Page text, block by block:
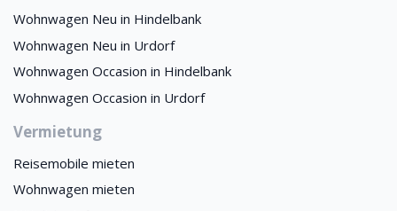
Wohnwagen Neu in Hindelbank
Wohnwagen Neu in Urdorf
Wohnwagen Occasion in Hindelbank
Wohnwagen Occasion in Urdorf
Vermietung
Reisemobile mieten
Wohnwagen mieten